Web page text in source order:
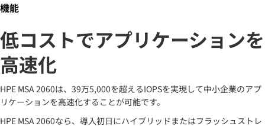
機能
低コストでアプリケーションを
高速化
HPE MSA 2060は、39万5,000を超えるIOPSを実現して中小企業のアプ
リケーションを高速化することが可能です。
HPE MSA 2060なら、導入初日にハイブリッドまたはフラッシュストレ